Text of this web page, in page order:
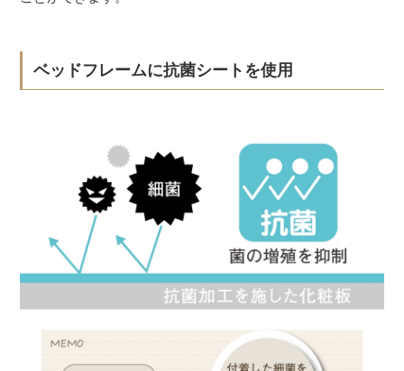
ベッドフレームに抗菌シートを使用